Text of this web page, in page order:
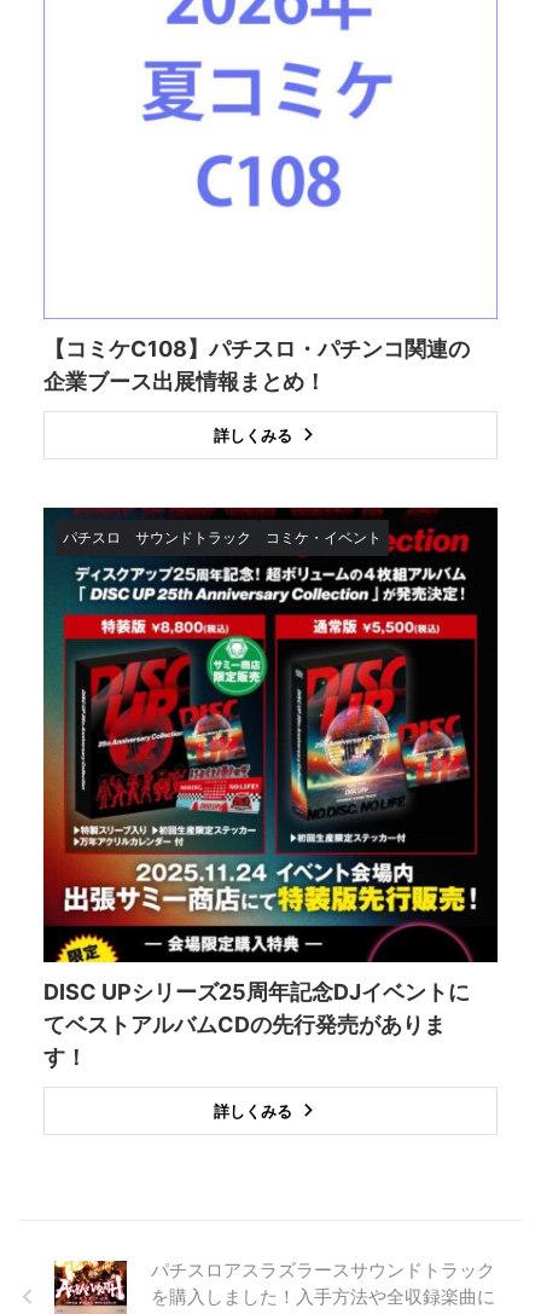
【コミケC108】パチスロ・パチンコ関連の
企業ブース出展情報まとめ！
詳しくみる
パチスロ サウンドトラック コミケ・イベント
DISC UPシリーズ25周年記念DJイベントに
てベストアルバムCDの先行発売がありま
す！
詳しくみる
パチスロアスラズラースサウンドトラック
を購入しました！入手方法や全収録楽曲に